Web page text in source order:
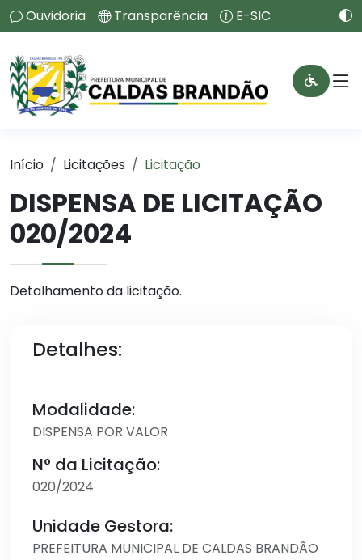
Ouvidoria Transparência E-SIC
Início Licitações Licitação
DISPENSA DE LICITAÇÃO
020/2024
Detalhamento da licitação.
Detalhes:
Modalidade:
DISPENSA POR VALOR
N° da Licitação:
020/2024
Unidade Gestora:
PREFEITURA MUNICIPAL DE CALDAS BRANDÃO